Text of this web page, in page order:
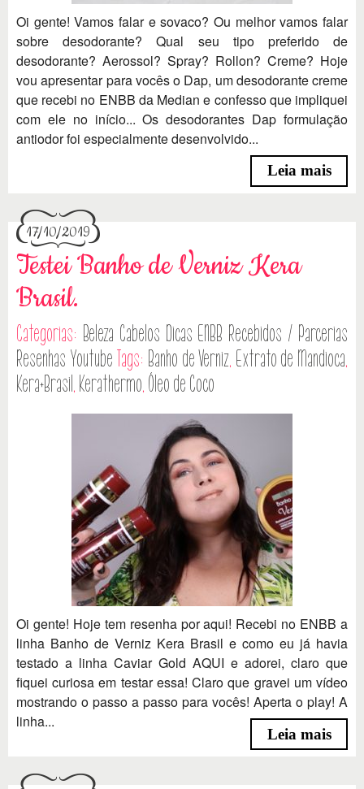
Oi gente! Vamos falar e sovaco? Ou melhor vamos falar
sobre desodorante? Qual seu tipo preferido de
desodorante? Aerossol? Spray? Rollon? Creme? Hoje
vou apresentar para vocês o Dap, um desodorante creme
que recebi no ENBB da Median e confesso que impliquei
com ele no início... Os desodorantes Dap formulação
antiodor foi especialmente desenvolvido...
Leia mais
17/10/2019
Testei Banho de Verniz Kera
Brasil.
Categorias: Beleza Cabelos Dicas ENBB Recebidos / Parcerias
Resenhas Youtube Tags: Banho de Verniz, Extrato de Mandioca,
Kera+Brasil, Kerathermo, Óleo de Coco
Oi gente! Hoje tem resenha por aqui! Recebi no ENBB a
linha Banho de Verniz Kera Brasil e como eu já havia
testado a linha Caviar Gold AQUI e adorei, claro que
fiquei curiosa em testar essa! Claro que gravei um vídeo
mostrando o passo a passo para vocês! Aperta o play! A
linha...
Leia mais